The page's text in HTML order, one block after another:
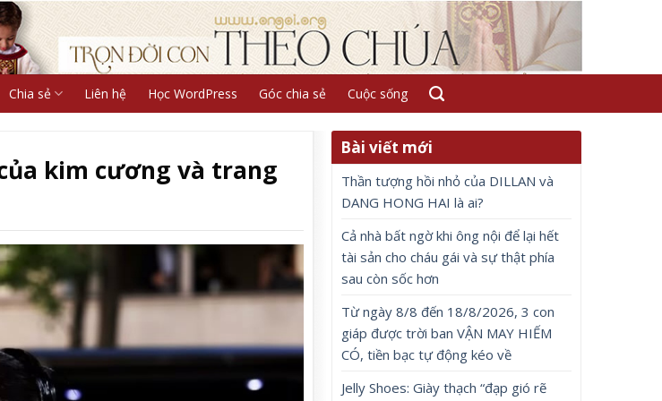
Chia sẻ Liên hệ Học WordPress Góc chia sẻ Cuộc sống
kim cương và trang
Bài viết mới
Thần tượng hồi nhỏ của DILLAN và
DANG HONG HAI là ai?
Cả nhà bất ngờ khi ông nội để lại hết
tài sản cho cháu gái và sự thật phía
sau còn sốc hơn
Từ ngày 8/8 đến 18/8/2026, 3 con
giáp được trời ban VẬN MAY HIẾM
CÓ, tiền bạc tự động kéo về
Jelly Shoes: Giày thạch “đạp gió rẽ